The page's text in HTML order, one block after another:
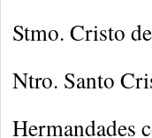
Stmo. Cristo
Ntro. Santo
Hermandades